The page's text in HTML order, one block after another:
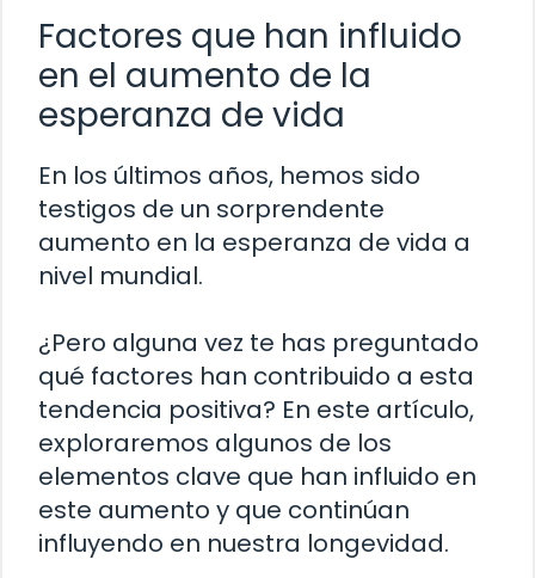
Factores que han influido
en el aumento de la
esperanza de vida
En los últimos años, hemos sido
testigos de un sorprendente
aumento en la esperanza de vida a
nivel mundial.
¿Pero alguna vez te has preguntado
qué factores han contribuido a esta
tendencia positiva? En este artículo,
exploraremos algunos de los
elementos clave que han influido en
este aumento y que continúan
influyendo en nuestra longevidad.